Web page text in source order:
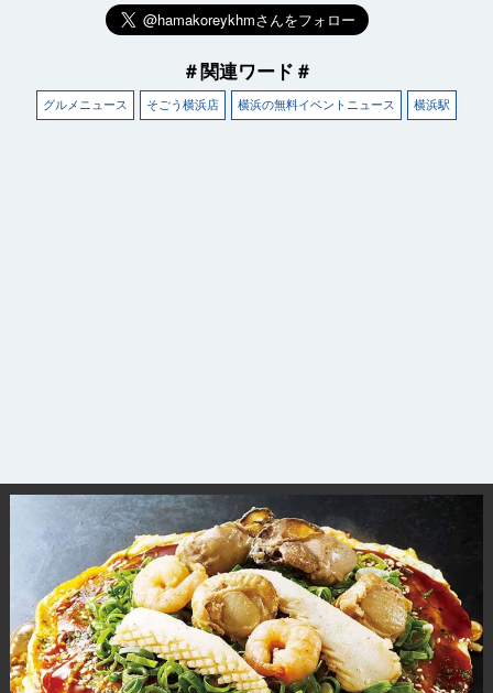
＃関連ワード＃
グルメニュース そごう横浜店 横浜の無料イベントニュース 横浜駅